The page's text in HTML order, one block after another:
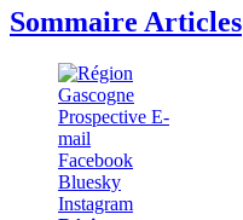
Sommaire Articles